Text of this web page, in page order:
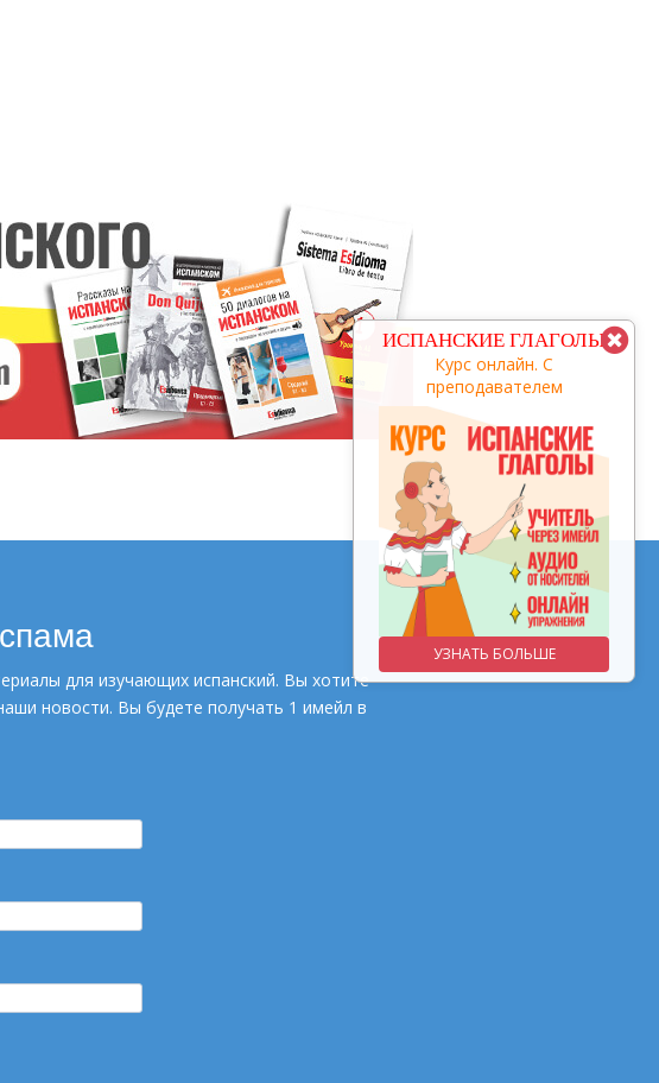
КУРС С
ПРЕПОДАВАТЕЛЕМ
заговори за 3 месяца
ИСПАНСКИЕ ГЛАГОЛЫ
Курс онлайн. С
преподавателем
УЗНАТЬ БОЛЬШЕ
для изучающих испанский. Вы хотите
новости. Вы будете получать 1 имейл в